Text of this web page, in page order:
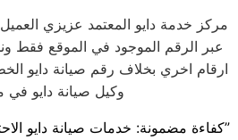
مركز خدمة دايو المعتمد عزيزي
عبر الرقم الموجود في الموقع فقط
ارقام اخري بخلاف رقم صيانة دايو
وكيل صيانة دايو في
.كفاءة مضمونة: خدمات صيانة دايو الاحترافية في مركز بدر”